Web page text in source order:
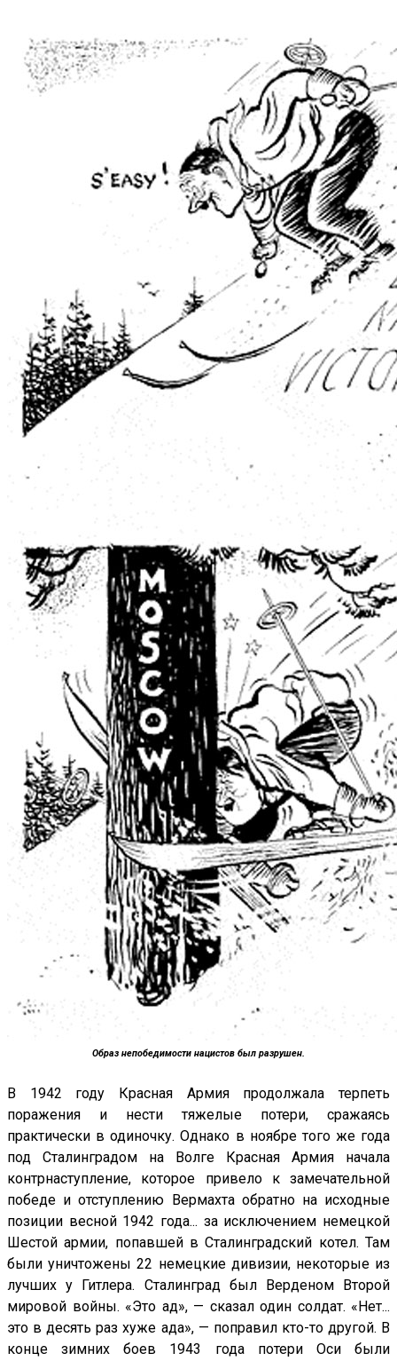
Образ непобедимости нацистов был разрушен.
В 1942 году Красная Армия продолжала терпеть
поражения и нести тяжелые потери, сражаясь
практически в одиночку. Однако в ноябре того же года
под Сталинградом на Волге Красная Армия начала
контрнаступление, которое привело к замечательной
победе и отступлению Вермахта обратно на исходные
позиции весной 1942 года... за исключением немецкой
Шестой армии, попавшей в Сталинградский котел. Там
были уничтожены 22 немецкие дивизии, некоторые из
лучших у Гитлера. Сталинград был Верденом Второй
мировой войны. «Это ад», — сказал один солдат. «Нет...
это в десять раз хуже ада», — поправил кто-то другой. В
конце зимних боев 1943 года потери Оси были